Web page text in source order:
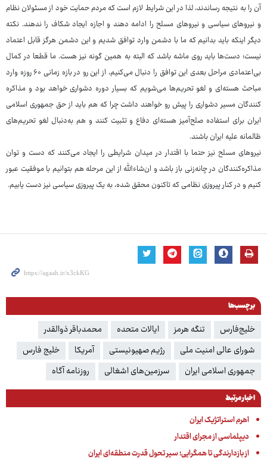
آن را به نتیجه رساندند، لذا در این شرایط لازم است که مردم حمایت خود از مسئولان نظام
و نیروهای سیاسی و نیروهای مسلح را ادامه دهند و اجازه ایجاد شکاف را ندهند. نکته
دیگر اینکه باید بدانیم که ما با دشمن وارد توافق شدیم و این دشمن هرگز قابل اعتماد
نیست؛ دست‌ها باید روی ماشه باشد که البته به همین گونه نیز هست. ما قطعا در کمال
بی‌اعتمادی مراحل بعدی این توافق را دنبال می‌کنیم، از این رو در بازه زمانی ۶۰ روزه وارد
مباحث هسته‌ای و لغو تحریم‌ها می‌شویم که بسیار دوره دشواری خواهد بود و مذاکره
کنندگان مسیر دشواری را پیش رو خواهند داشت چرا که هم باید از حق جمهوری اسلامی
ایران برای استفاده صلح‌آمیز هسته‌ای دفاع و تثبیت کنند و هم به‌دنبال لغو تحریم‌های
ظالمانه علیه ایران باشند.
نیروهای مسلح نیز حتما با اقتدار در میدان شرایطی را ایجاد می‌کنند که دست و توان
مذاکره‌کنندگان در چانه‌زنی باز باشد و ان‌شاءالله از این مرحله هم بتوانیم با موفقیت عبور
کنیم و در کنار پیروزی نظامی که تاکنون محقق شده، به یک پیروزی سیاسی نیز دست یابیم.
برچسب‌ها
خلیج‌فارس تنگه هرمز ایالات متحده
محمدباقر ذوالقدر
شورای عالی امنیت ملی
رژیم صهیونیستی آمریکا
خلیج فارس
جمهوری اسلامی ایران
سرزمین‌های اشغالی روزنامه آگاه
اخبار مرتبط
اهرم استراتژیک ایران
دیپلماسی از مجرای اقتدار
از بازدارندگی تا همگرایی؛ سیر تحول قدرت منطقه‌ای ایران